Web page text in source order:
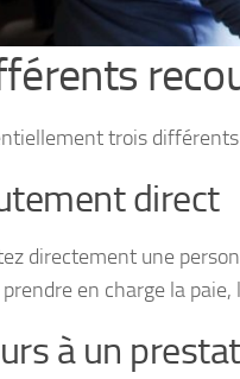
trois
direct
directement une
en charge la
à un